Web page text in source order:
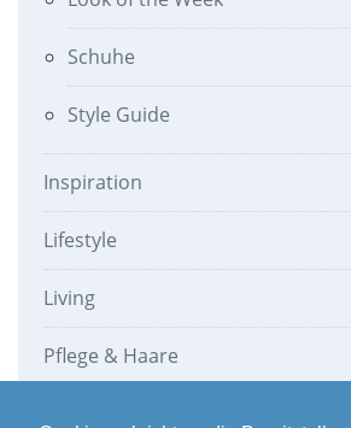
Schuhe
Style Guide
Inspiration
Lifestyle
Living
Pflege & Haare